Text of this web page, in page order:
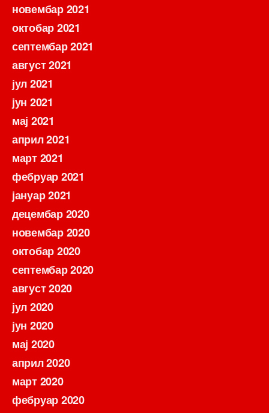
новембар 2021
октобар 2021
септембар 2021
август 2021
јул 2021
јун 2021
мај 2021
април 2021
март 2021
фебруар 2021
јануар 2021
децембар 2020
новембар 2020
октобар 2020
септембар 2020
август 2020
јул 2020
јун 2020
мај 2020
април 2020
март 2020
фебруар 2020